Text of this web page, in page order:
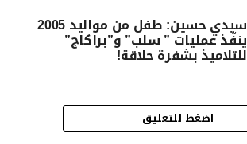
سيدي حسين: طفل من مواليد 2005
ينفّذ عمليات ” سلب” و”براكاج”
للتلاميذ بشفرة حلاقة!
اضغط للتعليق